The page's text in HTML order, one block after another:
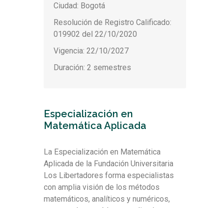
Ciudad: Bogotá
Resolución de Registro Calificado:
019902 del 22/10/2020
Vigencia: 22/10/2027
Duración: 2 semestres
Especialización en
Matemática Aplicada
La Especialización en Matemática
Aplicada de la Fundación Universitaria
Los Libertadores forma especialistas
con amplia visión de los métodos
matemáticos, analíticos y numéricos,